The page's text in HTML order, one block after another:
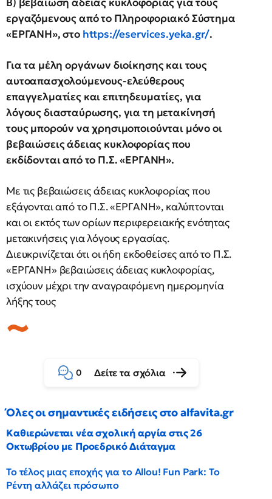
εργαζόμενους από το Πληροφοριακό Σύστημα
«ΕΡΓΑΝΗ», στο https://eservices.yeka.gr/.
Για τα μέλη οργάνων διοίκησης και τους
αυτοαπασχολούμενους-ελεύθερους
επαγγελματίες και επιτηδευματίες, για
λόγους διασταύρωσης, για τη μετακίνησή
τους μπορούν να χρησιμοποιούνται μόνο οι
βεβαιώσεις άδειας κυκλοφορίας που
εκδίδονται από το Π.Σ. «ΕΡΓΑΝΗ».
Με τις βεβαιώσεις άδειας κυκλοφορίας που
εξάγονται από το Π.Σ. «ΕΡΓΑΝΗ», καλύπτονται
και οι εκτός των ορίων περιφερειακής ενότητας
μετακινήσεις για λόγους εργασίας.
Διευκρινίζεται ότι οι ήδη εκδοθείσες από το Π.Σ.
«ΕΡΓΑΝΗ» βεβαιώσεις άδειας κυκλοφορίας,
ισχύουν μέχρι την αναγραφόμενη ημερομηνία
λήξης τους
0 Δείτε τα σχόλια
Όλες οι σημαντικές ειδήσεις στο alfavita.gr
Καθιερώνεται νέα σχολική αργία στις 26
Οκτωβρίου με Προεδρικό Διάταγμα
Το τέλος μιας εποχής για το Allou! Fun Park: Το
Ρέντη αλλάζει πρόσωπο